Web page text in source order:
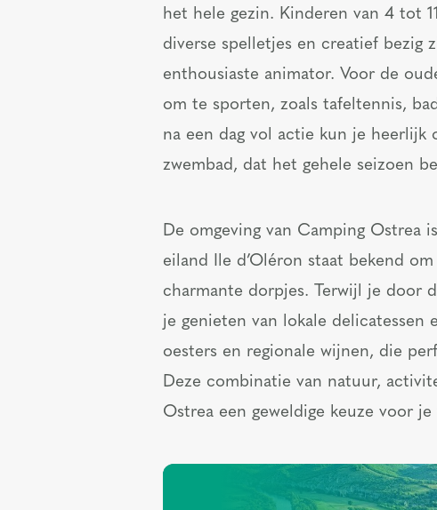
het hele gezin. Kinderen van 4 tot
diverse spelletjes en creatief bezig
enthousiaste animator. Voor de
om te sporten, zoals tafeltennis,
na een dag vol actie kun je heerlijk
zwembad, dat het gehele seizoen
De omgeving van Camping Ostrea
eiland Ile d’Oléron staat bekend
charmante dorpjes. Terwijl je door
je genieten van lokale delicatessen
oesters en regionale wijnen, die
Deze combinatie van natuur,
Ostrea een geweldige keuze voor